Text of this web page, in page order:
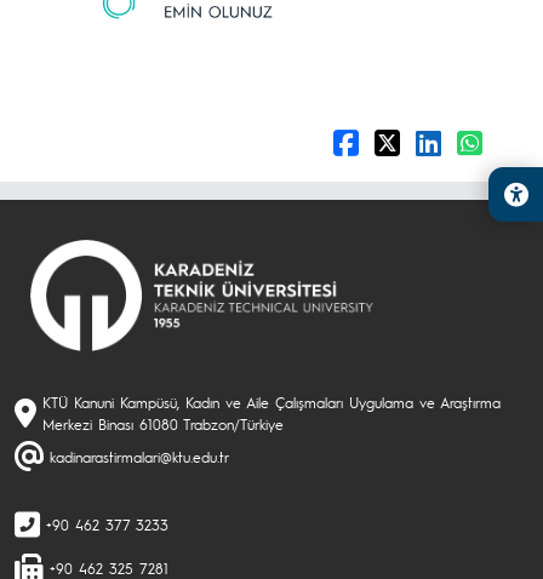
KTÜ Kanuni Kampüsü, Kadın ve Aile Çalışmaları Uygulama ve Araştırma
Merkezi Binası 61080 Trabzon/Türkiye
kadinarastirmalari@ktu.edu.tr
+90 462 377 3233
+90 462 325 7281